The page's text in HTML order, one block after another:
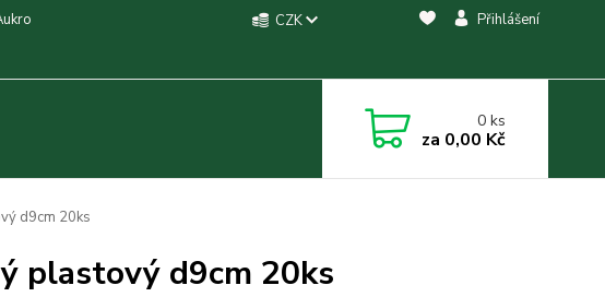
CZK Přihlášení
0ks
za 0,00 Kč
d9cm 20ks
plastový d9cm 20ks